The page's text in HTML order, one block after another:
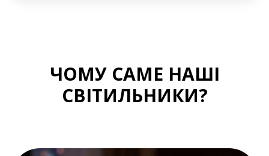
ЧОМУ САМЕ НАШІ
СВІТИЛЬНИКИ?